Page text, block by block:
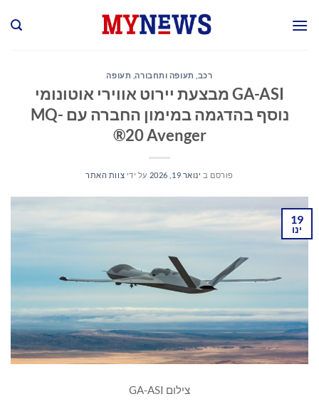
רכב, תעופה ותחבורה, תעופה
GA-ASI מבצעת יירוט אווירי אוטונומי
נוסף בהדגמה במימון החברה עם MQ-
20 Avenger®
פורסם ב ינואר 19, 2026 על ידי צוות האתר
19
ינו
צילום GA-ASI